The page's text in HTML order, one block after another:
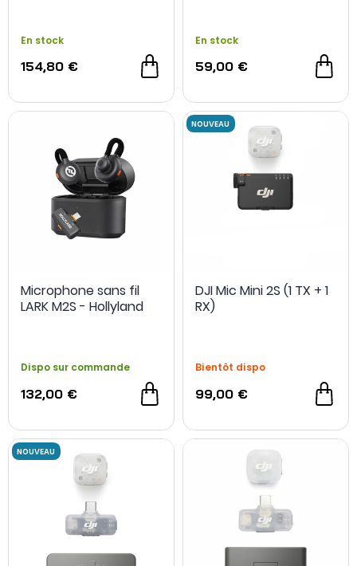
En stock
154,80 €
En stock
59,00 €
Microphone sans fil
LARK M2S - Hollyland
Dispo sur commande
132,00 €
DJI Mic Mini 2S (1 TX + 1
RX)
Bientôt dispo
99,00 €